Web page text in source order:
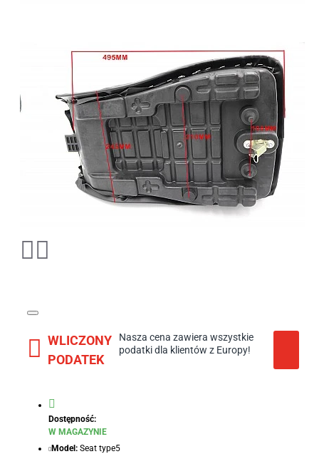
WLICZONY
PODATEK
Nasza cena zawiera wszystkie
podatki dla klientów z Europy!
Dostępność:
W MAGAZYNIE
Model: Seat type5